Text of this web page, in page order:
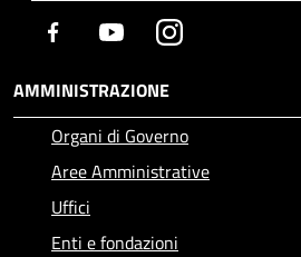
Facebook YoutubeInstagram
AMMINISTRAZIONE
Organi di Governo
Aree Amministrative
Uffici
Enti e fondazioni